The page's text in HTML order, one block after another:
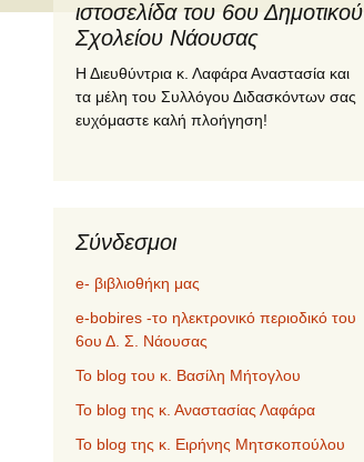
ιστοσελίδα του 6ου Δημοτικού
Σχολείου Νάουσας
Η Διευθύντρια κ. Λαφάρα Αναστασία και
τα μέλη του Συλλόγου Διδασκόντων σας
ευχόμαστε καλή πλοήγηση!
Σύνδεσμοι
e- βιβλιοθήκη μας
e-bobires -το ηλεκτρονικό περιοδικό του
6ου Δ. Σ. Νάουσας
To blog του κ. Βασίλη Μήτογλου
Το blog της κ. Αναστασίας Λαφάρα
Το blog της κ. Ειρήνης Μητσκοπούλου